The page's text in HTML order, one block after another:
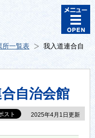
所一覧表
我入道連合自
自治会館
2025年4月1日更新